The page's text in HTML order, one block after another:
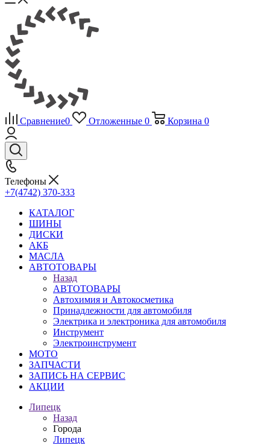
Сравнение0 Отложенные 0 Корзина 0
Телефоны
+7(4742) 370-333
КАТАЛОГ
ШИНЫ
ДИСКИ
АКБ
МАСЛА
АВТОТОВАРЫ
Назад
АВТОТОВАРЫ
Автохимия и Автокосметика
Принадлежности для автомобиля
Электрика и электроника для автомобиля
Инструмент
Электроинструмент
МОТО
ЗАПЧАСТИ
ЗАПИСЬ НА СЕРВИС
АКЦИИ
Липецк
Назад
Города
Липецк